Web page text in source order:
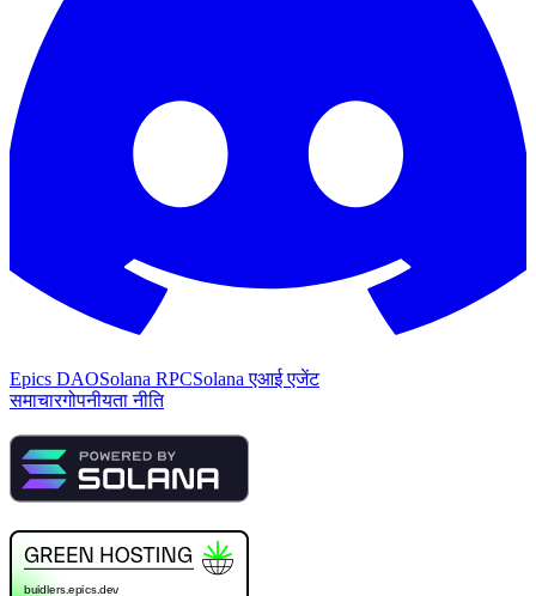
Epics DAOSolana RPCSolana एआई एजेंट
समाचारगोपनीयता नीति